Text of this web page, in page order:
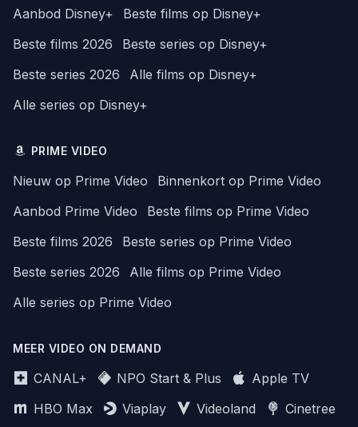
Aanbod Disney+
Beste films op Disney+
Beste films 2026
Beste series op Disney+
Beste series 2026
Alle films op Disney+
Alle series op Disney+
PRIME VIDEO
Nieuw op Prime Video
Binnenkort op Prime Video
Aanbod Prime Video
Beste films op Prime Video
Beste films 2026
Beste series op Prime Video
Beste series 2026
Alle films op Prime Video
Alle series op Prime Video
MEER VIDEO ON DEMAND
CANAL+ NPO Start & Plus
Apple TV
HBO Max
Viaplay Videoland Cinetree